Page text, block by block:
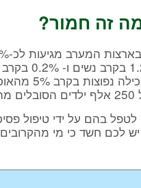
זה חמור?
השכיחות של
בהם על ידי טיפול
יש לכם חשד כי מי